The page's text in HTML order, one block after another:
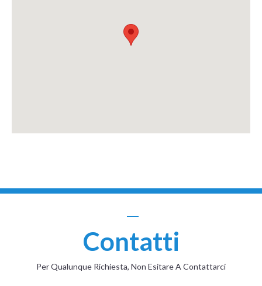
Contatti
Per Qualunque Richiesta, Non Esitare A Contattarci